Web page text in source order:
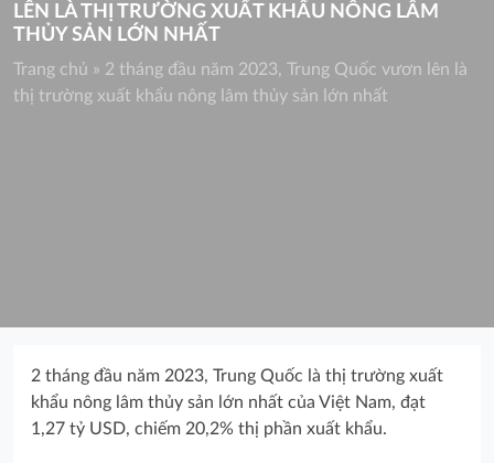
LÊN LÀ THỊ TRƯỜNG XUẤT KHẨU NÔNG LÂM
THỦY SẢN LỚN NHẤT
Trang chủ » 2 tháng đầu năm 2023, Trung Quốc vươn lên là
thị trường xuất khẩu nông lâm thủy sản lớn nhất
2 tháng đầu năm 2023, Trung Quốc là thị trường xuất
khẩu nông lâm thủy sản lớn nhất của Việt Nam, đạt
1,27 tỷ USD, chiếm 20,2% thị phần xuất khẩu.